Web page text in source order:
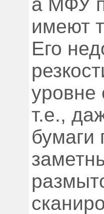
имеют
Его
уровне
т.е.,
бумаги